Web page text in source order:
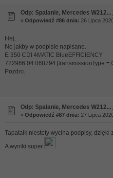
Odp: Spalanie, Mercedes W212...
« Odpowiedź #86 dnia: 26 Lipca
Hej,
No jakby w podpisie napisane.
E 350 CDI 4MATIC BlueEFFICIENCY
722966 04 068794 [transmissionType =
Pozdro.
Odp: Spalanie, Mercedes W212...
« Odpowiedź #87 dnia: 27 Lipca
Tapatalk niestety wycina podpisy, dzięki
A wyniki super